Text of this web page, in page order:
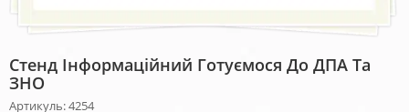
Стенд Інформаційний Готуємося До ДПА Та
ЗНО
Артикуль: 4254